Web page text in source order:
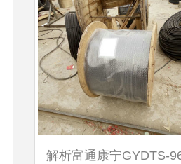
解析富通康宁GYDTS-